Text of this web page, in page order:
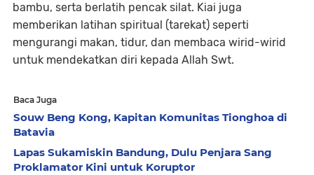
bambu, serta berlatih pencak silat. Kiai juga
memberikan latihan spiritual (tarekat) seperti
mengurangi makan, tidur, dan membaca wirid-wirid
untuk mendekatkan diri kepada Allah Swt.
Baca Juga
Souw Beng Kong, Kapitan Komunitas Tionghoa di
Batavia
Lapas Sukamiskin Bandung, Dulu Penjara Sang
Proklamator Kini untuk Koruptor